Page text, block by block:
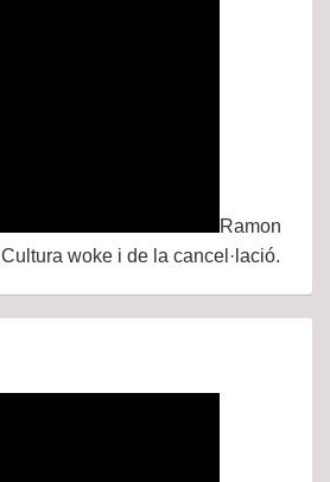
Ramon
woke i de la cancel·lació.